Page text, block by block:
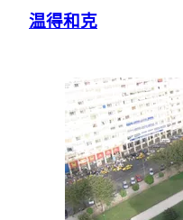
温得和克